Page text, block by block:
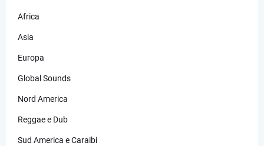
Africa
Asia
Europa
Global Sounds
Nord America
Reggae e Dub
Sud America e Caraibi